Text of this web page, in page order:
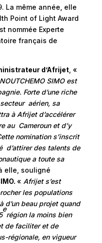
La même année, elle
Point of Light Award
nommée Experte
français de
d’Afrijet, «
SIMO est
Forte d’une riche
aérien, sa
à Afrijet d’accélérer
au Cameroun et d’y
nomination s’inscrit
d’attirer des talents de
a toute sa
elle, souligné
« Afrijet s’est
les populations
d’un beau projet quand
e
région la moins bien
de faciliter et de
régionale, en vigueur